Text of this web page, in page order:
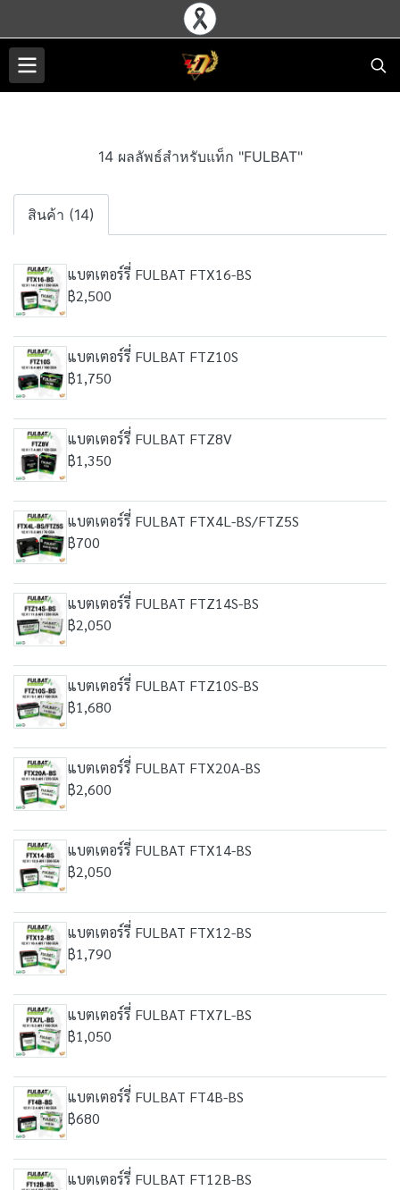
14 ผลลัพธ์สำหรับแท็ก "FULBAT"
สินค้า (14)
แบตเตอร์รี่ FULBAT FTX16-BS
฿2,500
แบตเตอร์รี่ FULBAT FTZ10S
฿1,750
แบตเตอร์รี่ FULBAT FTZ8V
฿1,350
แบตเตอร์รี่ FULBAT FTX4L-BS/FTZ5S
฿700
แบตเตอร์รี่ FULBAT FTZ14S-BS
฿2,050
แบตเตอร์รี่ FULBAT FTZ10S-BS
฿1,680
แบตเตอร์รี่ FULBAT FTX20A-BS
฿2,600
แบตเตอร์รี่ FULBAT FTX14-BS
฿2,050
แบตเตอร์รี่ FULBAT FTX12-BS
฿1,790
แบตเตอร์รี่ FULBAT FTX7L-BS
฿1,050
แบตเตอร์รี่ FULBAT FT4B-BS
฿680
แบตเตอร์รี่ FULBAT FT12B-BS